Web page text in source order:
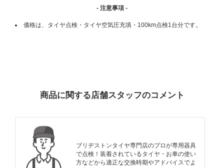
- 注意事項 -
価格は、タイヤ点検・タイヤ空気圧充填・100km点検1台分です。
商品に関する店舗スタッフのコメント
ブリヂストンタイヤ専門店のプロが専用器具
で点検！装着されているタイヤ・お車の使い
方などから適正な交換時期やアドバイスでよ